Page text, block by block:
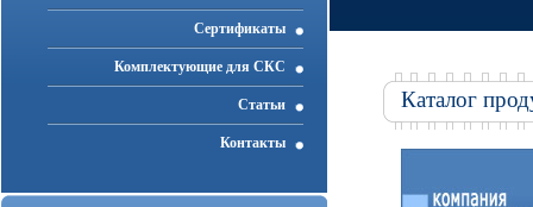
Cертификаты
Комплектующие для СКС
Статьи
Контакты
Каталог